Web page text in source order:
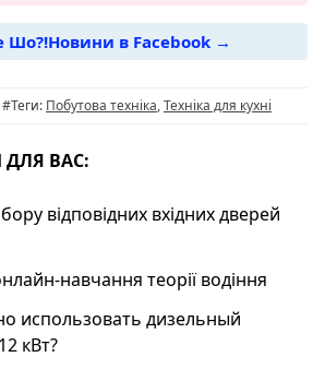
y
Li
n
Шо?!Новини в Facebook →
#Теги: Побутова техніка,Техніка для кухні
ДЛЯ ВАС:
відповідних вхідних дверей
навчання теорії водіння
использовать дизельный
кВт?